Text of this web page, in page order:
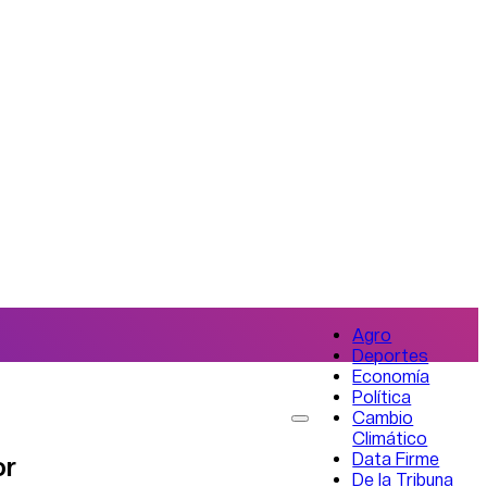
Agro
Deportes
Economía
Política
Cambio
Climático
Data Firme
De la Tribuna